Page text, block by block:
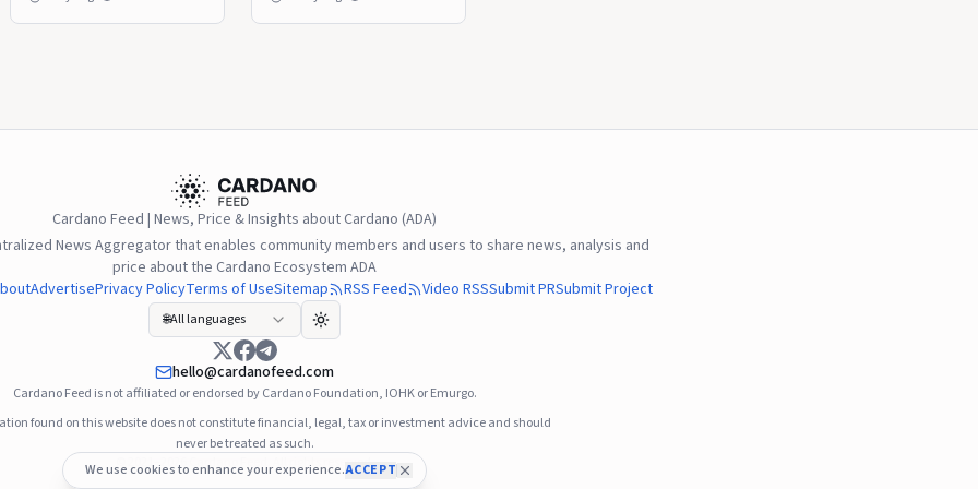
We use cookies to enhance your experience.ACCEPT
atacante responsable del
colaborando con
identificaron patrones de
comportamiento similares
a técnicas previamente
vinculadas con el grupo
Lazarus de Corea del ...
red principal a la Versión
uso para los titulares de
convirtió en el primer
aprobado completamente
mediante la gobernanza ...
Leer más
Cardano Feed | News, Price & Insights about Cardano (ADA)
News Aggregator that enables community members and users to share news, analysis and
price about the Cardano Ecosystem ADA
AdvertisePrivacy PolicyTerms of UseSitemap RSS Feed Video RSSSubmit PRSubmit Project
🌐All languages
hello@cardanofeed.com
Cardano Feed is not affiliated or endorsed by Cardano Foundation, IOHK or Emurgo.
found on this website does not constitute financial, legal, tax or investment advice and should
never be treated as such.
© 2021–2026
Cardano Feed . All rights reserved.